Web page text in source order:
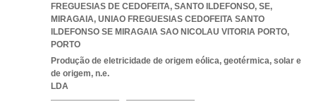
FREGUESIAS DE CEDOFEITA, SANTO ILDEFONSO, SE,
MIRAGAIA, UNIAO FREGUESIAS CEDOFEITA SANTO
ILDEFONSO SE MIRAGAIA SAO NICOLAU VITORIA PORTO,
PORTO
Produção de eletricidade de origem eólica, geotérmica, solar e
de origem, n.e.
LDA